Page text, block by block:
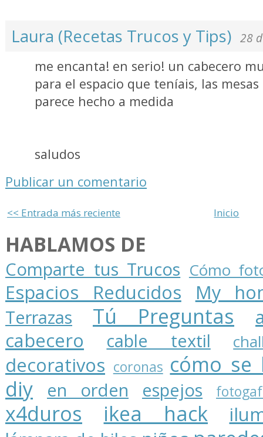
Laura (Recetas Trucos y Tips) 28
me encanta! en serio! un cabecero
para el espacio que teníais, las
parece hecho a medida
saludos
Publicar un comentario
<< Entrada más reciente Inicio
HABLAMOS DE
Comparte tus Trucos Cómo
Espacios Reducidos My
Terrazas Tú Preguntas
cabecero
cable textil
decorativos coronas cómo se
diy
en orden espejos
x4duros ikea hack